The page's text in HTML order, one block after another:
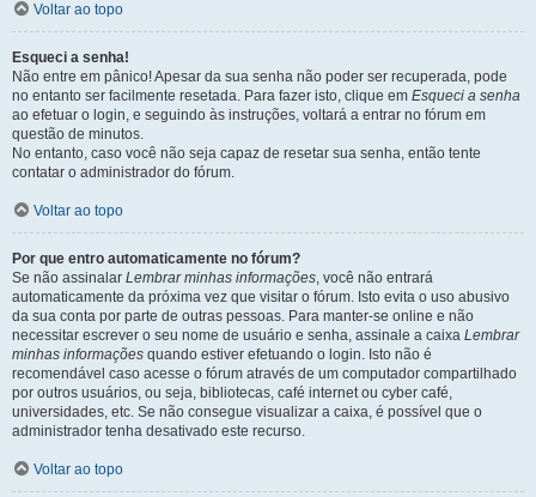
Voltar ao topo
Esqueci a senha!
Não entre em pânico! Apesar da sua senha não poder ser recuperada, pode
no entanto ser facilmente resetada. Para fazer isto, clique em Esqueci a senha
ao efetuar o login, e seguindo às instruções, voltará a entrar no fórum em
questão de minutos.
No entanto, caso você não seja capaz de resetar sua senha, então tente
contatar o administrador do fórum.
Voltar ao topo
Por que entro automaticamente no fórum?
Se não assinalar Lembrar minhas informações, você não entrará
automaticamente da próxima vez que visitar o fórum. Isto evita o uso abusivo
da sua conta por parte de outras pessoas. Para manter-se online e não
necessitar escrever o seu nome de usuário e senha, assinale a caixa Lembrar
minhas informações quando estiver efetuando o login. Isto não é
recomendável caso acesse o fórum através de um computador compartilhado
por outros usuários, ou seja, bibliotecas, café internet ou cyber café,
universidades, etc. Se não consegue visualizar a caixa, é possível que o
administrador tenha desativado este recurso.
Voltar ao topo